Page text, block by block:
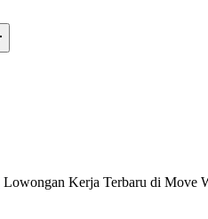
Lowongan Kerja Terbaru di Move